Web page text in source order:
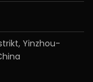
Yinzhou-